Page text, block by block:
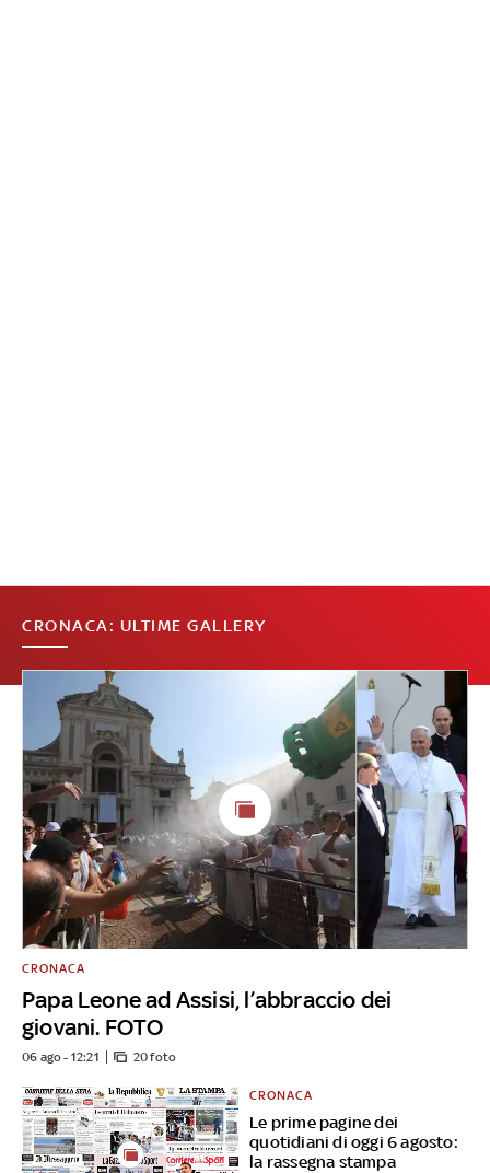
CRONACA: ULTIME GALLERY
Papa Leone ad Assisi, l’abbraccio dei
giovani. FOTO
CRONACA
06 ago - 12:21 20 foto
Le prime pagine dei
quotidiani di oggi 6 agosto:
la rassegna stampa
CRONACA